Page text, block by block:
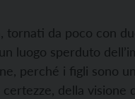
da poco con
luogo sperduto
perché i figli sono
della visione